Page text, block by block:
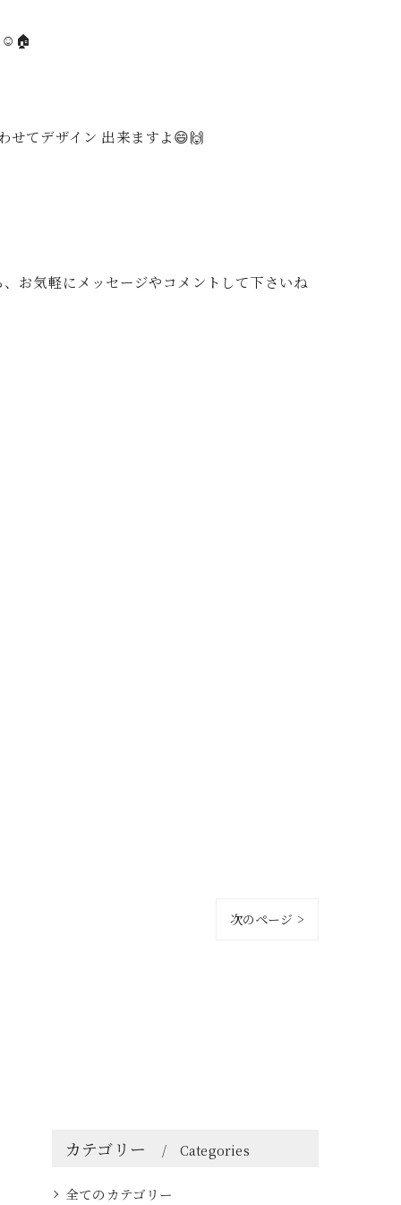
☺️🏠
せてデザイン 出来ますよ😄🙌
お気軽にメッセージやコメントして下さいね
次のページ >
カテゴリー Categories
全てのカテゴリー